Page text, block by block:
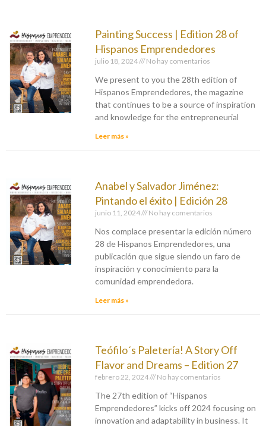
Painting Success | Edition 28 of
Hispanos Emprendedores
julio 18, 2024 No hay comentarios
We present to you the 28th edition of
Hispanos Emprendedores, the magazine
that continues to be a source of inspiration
and knowledge for the entrepreneurial
Leer más »
Anabel y Salvador Jiménez:
Pintando el éxito | Edición 28
junio 11, 2024 No hay comentarios
Nos complace presentar la edición número
28 de Hispanos Emprendedores, una
publicación que sigue siendo un faro de
inspiración y conocimiento para la
comunidad emprendedora.
Leer más »
Teófilo´s Paletería! A Story Off
Flavor and Dreams – Edition 27
febrero 22, 2024 No hay comentarios
The 27th edition of “Hispanos
Emprendedores” kicks off 2024 focusing on
innovation and adaptability in business. It